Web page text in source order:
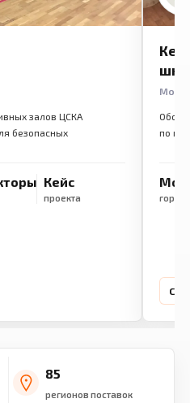
залов ЦСКА
безопасных
Кейс
проекта
по
город
85
регионов поставок